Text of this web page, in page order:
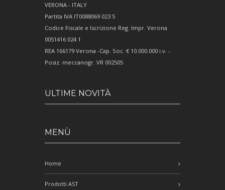
VERONA - ITALY
Partita IVA IT0088069 023 5
Codice Fiscale e Iscrizione Reg. Impr. Verona
0051416 024 1
REA 166179 Verona -Cap. Soc. € 10.000.000 i.v. -
Posiz. meccanogr. VR 002505
ULTIME NOVITÀ
MENÙ
Home
Prodotti AST